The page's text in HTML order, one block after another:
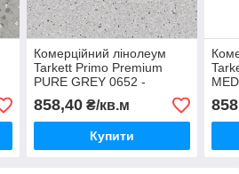
Комерційний лінолеум
Tarkett Primo Premium
PURE GREY 0652 -
ширина 2 метри
858,40₴/кв.м
Купити